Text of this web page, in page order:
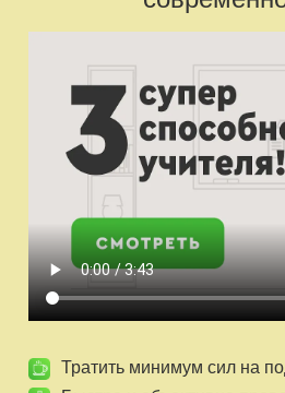
Фактически учитель должен
процессе реализации им своих
взятия на себя ответственности и
поставленных целей.
Тратить минимум сил на